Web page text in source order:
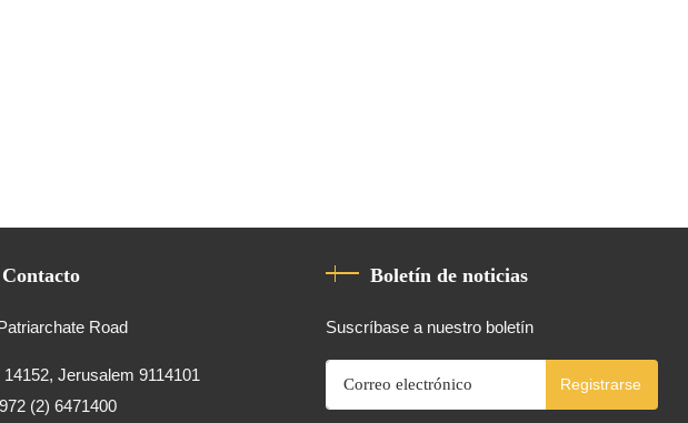
Contacto
Road
Jerusalem 9114101
(2) 6471400
Boletín de noticias
Suscríbase a nuestro boletín
Registrarse